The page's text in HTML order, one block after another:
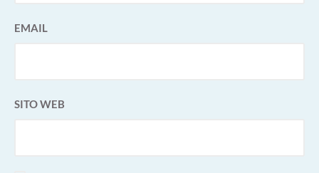
EMAIL
SITO WEB